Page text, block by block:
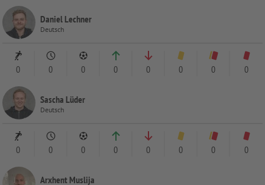
Daniel Lechner
Deutsch
0 0 0 0 0 0 0 0
Sascha Lüder
Deutsch
0 0 0 0 0 0 0 0
Arxhent Muslija